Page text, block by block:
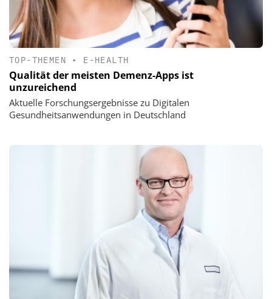
TOP-THEMEN • E-HEALTH
Qualität der meisten Demenz-Apps ist
unzureichend
Aktuelle Forschungsergebnisse zu Digitalen
Gesundheitsanwendungen in Deutschland